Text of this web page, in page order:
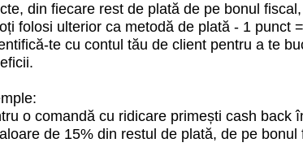
din fiecare rest de plată de pe bonul
folosi ulterior ca metodă de plată - 1 punct
te cu contul tău de client pentru a te
o comandă cu ridicare primești cash back
de 15% din restul de plată, de pe bonul